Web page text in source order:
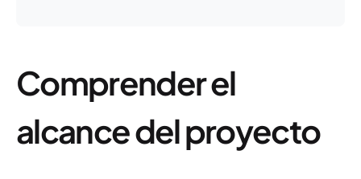
Comprender el
alcance del proyecto